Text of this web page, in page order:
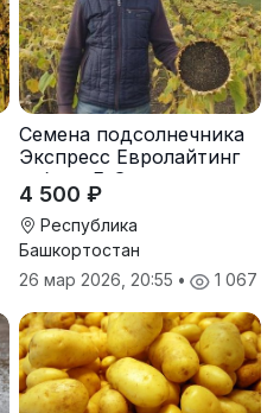
Семена подсолнечника
Экспресс Евролайтинг
гибрид F-G+
4 500 ₽
Республика
Башкортостан
26 мар 2026, 20:55 • 1 067